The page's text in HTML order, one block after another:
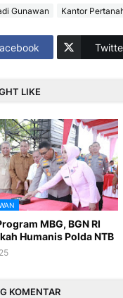
Gunawan Kantor
LIKE
MBG, BGN RI
Humanis Polda NTB
KOMENTAR